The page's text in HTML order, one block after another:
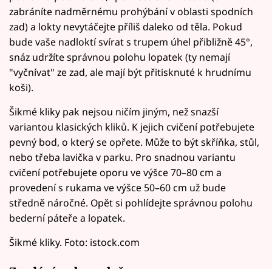
zabráníte nadměrnému prohýbání v oblasti spodních
zad) a lokty nevytáčejte příliš daleko od těla. Pokud
bude vaše nadloktí svírat s trupem úhel přibližně 45°,
snáz udržíte správnou polohu lopatek (ty nemají
"vyčnívat" ze zad, ale mají být přitisknuté k hrudnímu
koši).
Šikmé kliky pak nejsou ničím jiným, než snazší
variantou klasických kliků. K jejich cvičení potřebujete
pevný bod, o který se opřete. Může to být skříňka, stůl,
nebo třeba lavička v parku. Pro snadnou variantu
cvičení potřebujete oporu ve výšce 70–80 cm a
provedení s rukama ve výšce 50–60 cm už bude
středně náročné. Opět si pohlídejte správnou polohu
bederní páteře a lopatek.
Šikmé kliky. Foto: istock.com